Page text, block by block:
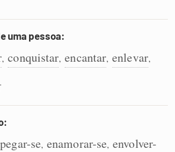
uma pessoa:
, conquistar, encantar, enlevar,
.
se, enamorar-se, envolver-